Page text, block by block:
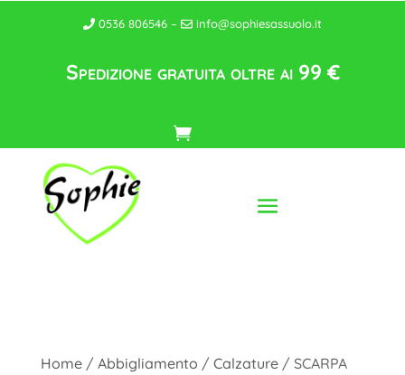
0536 806546 – info@sophiesassuolo.it
Spedizione gratuita oltre ai 99 €
Home/ Abbigliamento / Calzature/ SCARPA